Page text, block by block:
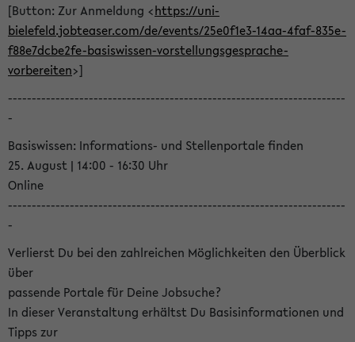
[Button: Zur Anmeldung <https://uni-
bielefeld.jobteaser.com/de/events/25e0f1e3-14aa-4faf-835e-
f88e7dcbe2fe-basiswissen-vorstellungsgesprache-
vorbereiten>]
-----------------------------------------------------------------------
-
Basiswissen: Informations- und Stellenportale finden
25. August | 14:00 - 16:30 Uhr
Online
-----------------------------------------------------------------------
-
Verlierst Du bei den zahlreichen Möglichkeiten den Überblick
über
passende Portale für Deine Jobsuche?
In dieser Veranstaltung erhältst Du Basisinformationen und
Tipps zur